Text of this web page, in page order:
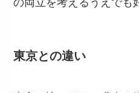
の両立を考えるうえでも
東京との違い